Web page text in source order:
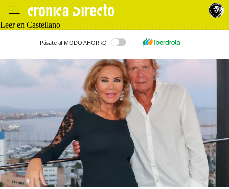
Leer en Castellano
Pásate al MODO AHORRO